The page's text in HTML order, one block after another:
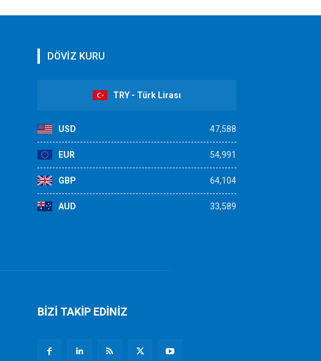
DÖVİZ KURU
TRY - Türk Lirası
USD 47,588
EUR 54,991
GBP 64,104
AUD 33,589
BİZİ TAKİP EDİNİZ